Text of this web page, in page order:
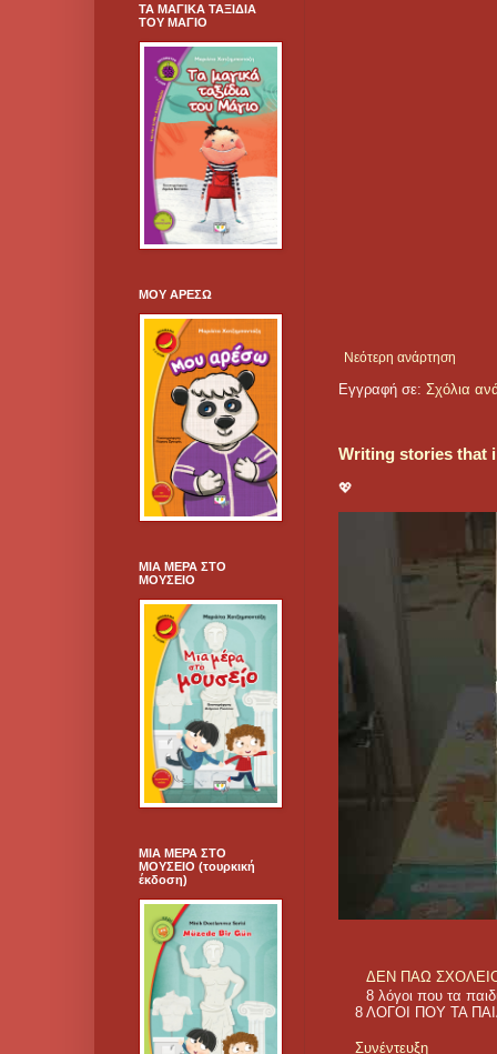
Νεότερη ανάρτηση
Εγγραφή σε: Σχόλια
Writing stories that
💖
ΔΕΝ ΠΑΩ ΣΧΟΛΕΙΟ!
8 λόγοι που τα
8 ΛΟΓΟΙ ΠΟΥ ΤΑ
Συνέντευξη
ΤΑ ΜΑΓΙΚΑ ΤΑΞΙΔΙΑ
ΤΟΥ ΜΑΓΙΟ
ΜΟΥ ΑΡΕΣΩ
ΜΙΑ ΜΕΡΑ ΣΤΟ
ΜΟΥΣΕΙΟ
ΜΙΑ ΜΕΡΑ ΣΤΟ
ΜΟΥΣΕΙΟ (τουρκική
έκδοση)